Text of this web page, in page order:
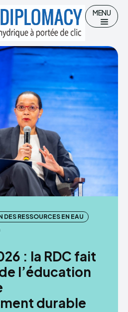
Chercher
en eau
Assainissement
MENU
DES RESSOURCES EN EAU
: la RDC fait
l’éducation
durable